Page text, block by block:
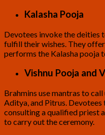
Kalasha Pooja
Devotees invoke the deities
fulfill their wishes. They
performs the Kalasha pooja
Vishnu Pooja and
Brahmins use mantras to
Aditya, and Pitrus. Devotees
consulting a qualified priest
to carry out the ceremony.